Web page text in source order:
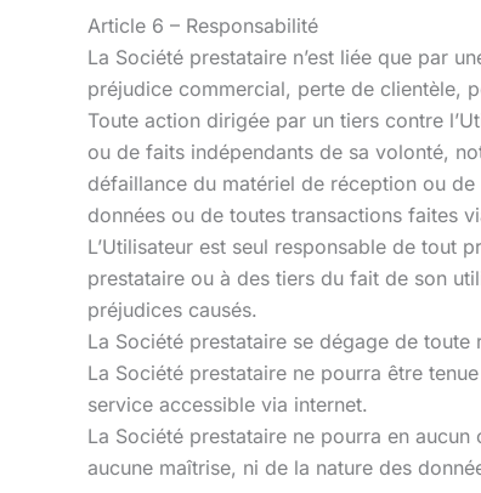
Article 6 – Responsabilité
La Société prestataire n’est liée que par
préjudice commercial, perte de clientèle,
Toute action dirigée par un tiers contre
ou de faits indépendants de sa volonté,
défaillance du matériel de réception ou
données ou de toutes transactions faites
L’Utilisateur est seul responsable de tout
prestataire ou à des tiers du fait de son
préjudices causés.
La Société prestataire se dégage de
La Société prestataire ne pourra être
service accessible via internet.
La Société prestataire ne pourra en
aucune maîtrise, ni de la nature des